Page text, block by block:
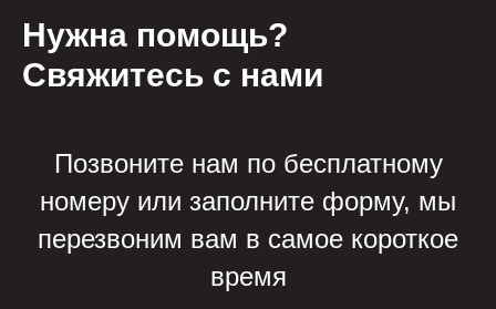
Нужна помощь?
Свяжитесь с нами
Позвоните нам по бесплатному
номеру или заполните форму, мы
перезвоним вам в самое короткое
время